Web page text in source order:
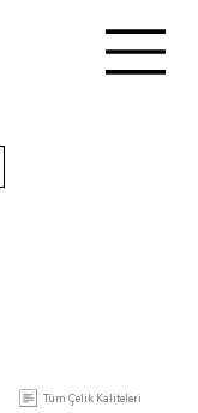
Tüm Çelik Kaliteleri